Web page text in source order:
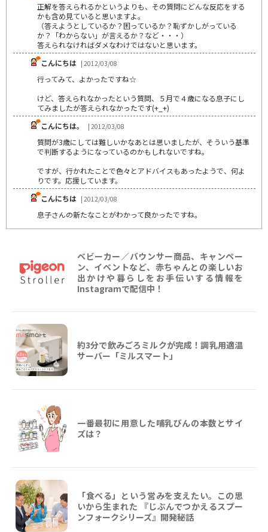
正解を答えられるかというよりも、その質問にどんな反応をする
かも含め見ていると思いますよ。
（答えようとしているか？困っているか？恥ずかしがっている
か？「わからない」が言えるか？など・・・）
答えられなければダメなわけではないと思います。
こんにちは | 2012/03/08
行ってみて、よかったですね☆
けど、答えられなかったという質問、５月で４歳になる息子にし
てみましたが答えられなかったです(+_+)
こんにちは。
| 2012/03/08
質問が3歳にしては難しいかなあとは思いましたが、そういう基準
で判断するようになっているのかもしれないですね。
ですが、行かれたことで色々とアドバイスもあったようで、何よ
りです。応援しています。
こんにちは | 2012/03/08
息子さんの新たなことがわかって良かったですね。
ベビーカー／バウンサー商品、キャンペー
ン、イベントなど、赤ちゃんとの楽しいお
出かけや暮らしをお手伝いする情報を
Instagramで配信中！
約3分で飲みごろミルクが完成！調乳用適温
サーバー「ミルスマート」
一番最初に用意した哺乳びんの本数とサイ
ズは？
「食べる」という営みを支えたい。この思
いから生まれた 『じぶんでつかえるスプー
ンフォークシリーズ』開発秘話